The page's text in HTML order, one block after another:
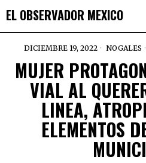
EL OBSERVADOR MEXICO
DICIEMBRE 19, 2022 NOGALES
MUJER
VIAL AL
LINEA,
ELEMENTOS